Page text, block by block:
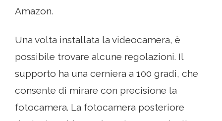
Amazon.
Una volta installata la videocamera, è
possibile trovare alcune regolazioni. Il
supporto ha una cerniera a 100 gradi, che
consente di mirare con precisione la
fotocamera. La fotocamera posteriore